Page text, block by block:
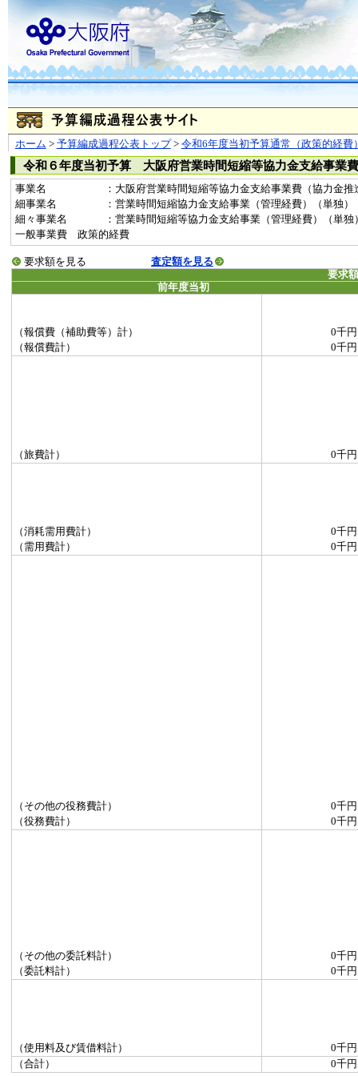
ホーム > 予算編成過程公表トップ> 令和6年度当初予算通常（政策的経費
令和６年度当初予算 大阪府営業時間短縮等協力金支給事業
事業名
：大阪府営業時間短縮等協力金支給事業費（協力金推
細事業名
：営業時間短縮協力金支給事業（管理経費）（単独）
細々事業名
：営業時間短縮等協力金支給事業（管理経費）（単独
一般事業費 政策的経費
要求額を見る
査定額を見る
要求
前年度当初
（報償費（補助費等）計）
0千円
（報償費計）
0千円
（旅費計） 0千円
（消耗需用費計）
0千円
（需用費計）
0千円
（その他の役務費計）
0千円
（役務費計）
0千円
（その他の委託料計）
0千円
（委託料計）
0千円
（使用料及び賃借料計）
0千円
（合計）
0千円